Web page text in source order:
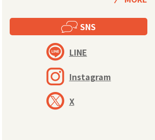
SNS
LINE
Instagram
X